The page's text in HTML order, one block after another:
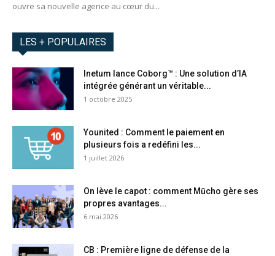
ouvre sa nouvelle agence au cœur du...
LES + POPULAIRES
Inetum lance Coborg™ : Une solution d’IA
intégrée générant un véritable...
1 octobre 2025
Younited : Comment le paiement en
plusieurs fois a redéfini les...
1 juillet 2026
On lève le capot : comment Mūcho gère ses
propres avantages...
6 mai 2026
CB : Première ligne de défense de la